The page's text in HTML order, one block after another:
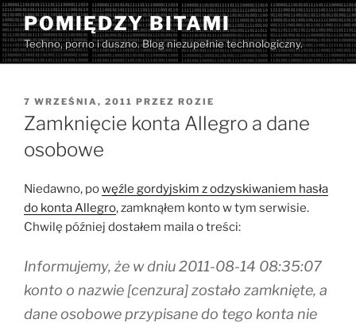
Przejdź
do
treści
POMIĘDZY BITAMI
Techno, porno i duszno. Blog niezupełnie technologiczny.
OPUBLIKOWANE
W
7 WRZEŚNIA, 2011 PRZEZ ROZIE
Zamknięcie konta Allegro a dane
osobowe
Niedawno, powęźle gordyjskim z odzyskiwaniem hasła
do konta Allegro, zamknąłem konto w tym serwisie.
Chwilę później dostałem maila o treści:
Informujemy, że w dniu 2011-08-14 08:35:07
konto o nazwie [cenzura] zostało zamknięte, a
dane osobowe przypisane do tego konta nie